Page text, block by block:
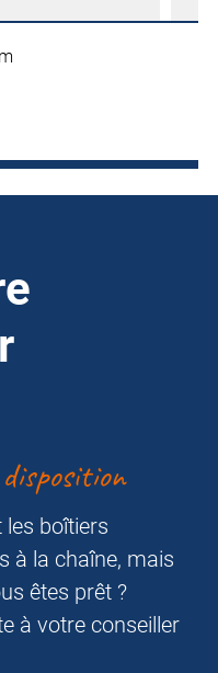
les boîtiers
à la chaîne, mais
êtes prêt ?
à votre conseiller